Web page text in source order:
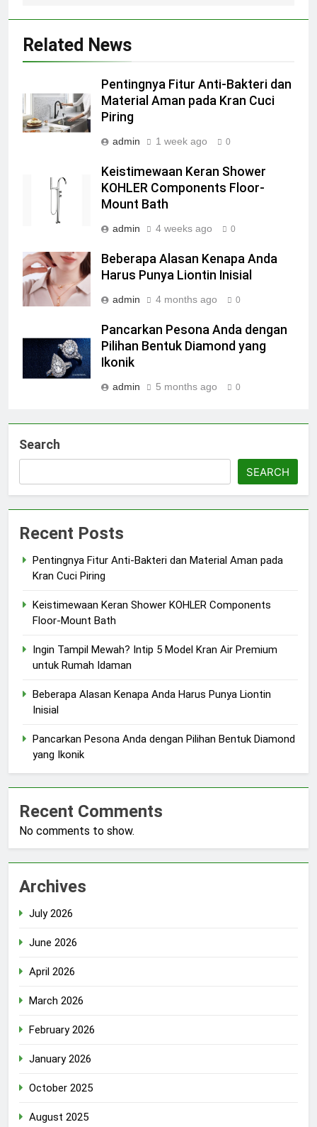
Related News
Pentingnya Fitur Anti-Bakteri dan
Material Aman pada Kran Cuci
Piring
admin 1 week ago 0
Keistimewaan Keran Shower
KOHLER Components Floor-
Mount Bath
admin 4 weeks ago 0
Beberapa Alasan Kenapa Anda
Harus Punya Liontin Inisial
admin 4 months ago 0
Pancarkan Pesona Anda dengan
Pilihan Bentuk Diamond yang
Ikonik
admin 5 months ago 0
Search
SEARCH
Recent Posts
Pentingnya Fitur Anti-Bakteri dan Material Aman pada
Kran Cuci Piring
Keistimewaan Keran Shower KOHLER Components
Floor-Mount Bath
Ingin Tampil Mewah? Intip 5 Model Kran Air Premium
untuk Rumah Idaman
Beberapa Alasan Kenapa Anda Harus Punya Liontin
Inisial
Pancarkan Pesona Anda dengan Pilihan Bentuk Diamond
yang Ikonik
Recent Comments
No comments to show.
Archives
July 2026
June 2026
April 2026
March 2026
February 2026
January 2026
October 2025
August 2025